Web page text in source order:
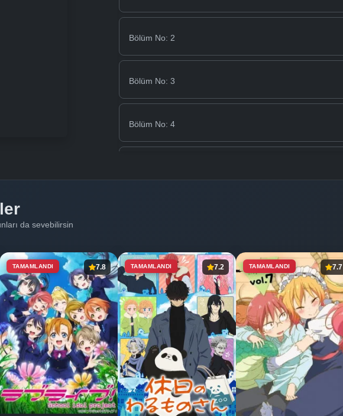
Bölüm No: 2
Bölüm No: 3
Bölüm No: 4
Bölüm No: 7
Bölüm No: 8
Bölüm No: 9
Bölüm No: 10
da sevebilirsin
TAMAMLANDI 7.8 TAMAMLANDI 7.2 TAMAMLANDI 7.7